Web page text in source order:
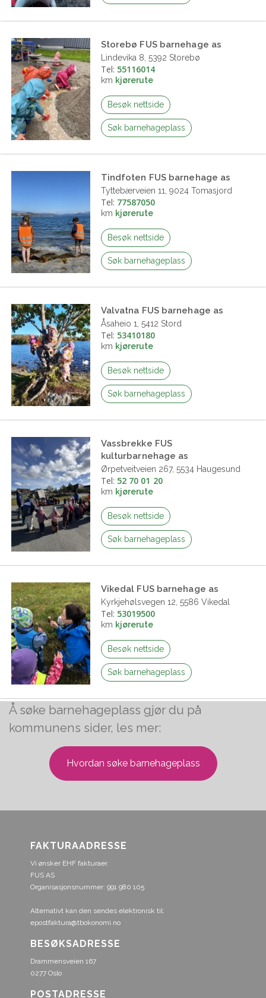
Storebø FUS barnehage as
Lindevika 8, 5392 Storebø
Tel: 55116014
km kjørerute
Besøk nettside
Søk barnehageplass
Tindfoten FUS barnehage as
Tyttebærveien 11, 9024 Tomasjord
Tel: 77587050
km kjørerute
Besøk nettside
Søk barnehageplass
Valvatna FUS barnehage as
Åsaheio 1, 5412 Stord
Tel: 53410180
km kjørerute
Besøk nettside
Søk barnehageplass
Vassbrekke FUS
kulturbarnehage as
Ørpetveitveien 267, 5534 Haugesund
Tel: 52 70 01 20
km kjørerute
Besøk nettside
Søk barnehageplass
Vikedal FUS barnehage as
Kyrkjehølsvegen 12, 5586 Vikedal
Tel: 53019500
km kjørerute
Besøk nettside
Søk barnehageplass
Å søke barnehageplass gjør du på
kommunens sider, les mer:
Hvordan søke barnehageplass
FAKTURAADRESSE
Vi ønsker EHF fakturaer.
FUS AS
Organisasjonsnummer: 991 980 105
Alternativt kan den sendes elektronisk til:
epostfaktura@tbokonomi.no
BESØKSADRESSE
Drammensveien 167
0277 Oslo
POSTADRESSE